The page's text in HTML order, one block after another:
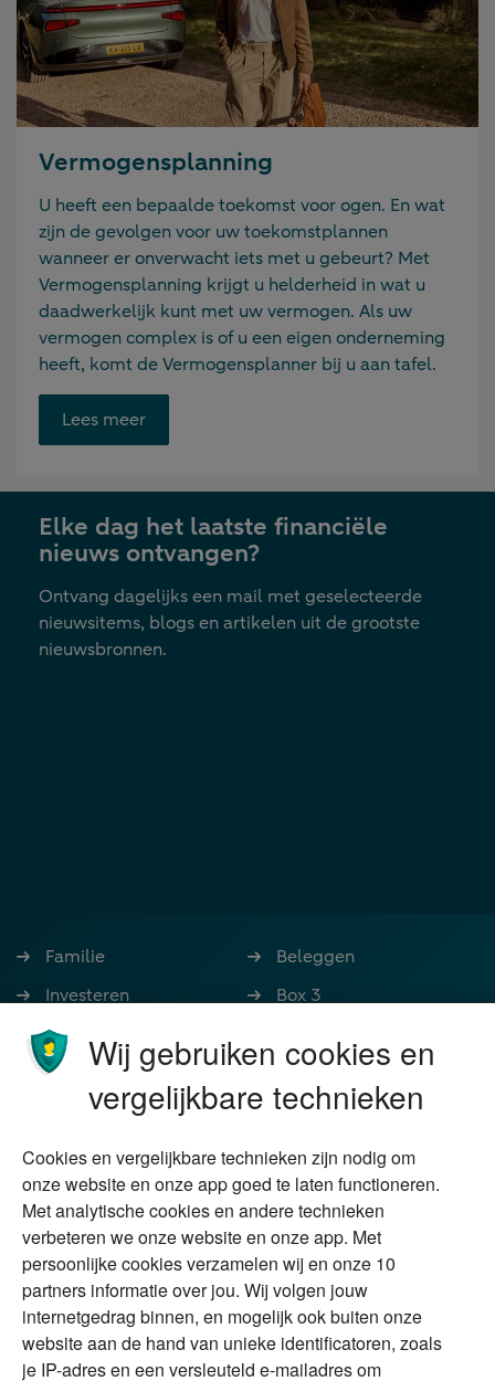
Vermogensplanning
U heeft een bepaalde toekomst voor ogen. En wat
zijn de gevolgen voor uw toekomstplannen
wanneer er onverwacht iets met u gebeurt? Met
Vermogensplanning krijgt u helderheid in wat u
daadwerkelijk kunt met uw vermogen. Als uw
vermogen complex is of u een eigen onderneming
heeft, komt de Vermogensplanner bij u aan tafel.
Lees meerOpent
link
nieuwe
tab
Elke dag het laatste financiële
nieuws ontvangen?
Ontvang dagelijks een mail met geselecteerde
nieuwsitems, blogs en artikelen uit de grootste
nieuwsbronnen.
Familie
Investeren
Ondernemen
Stoppen met werken
Wonen
Beleggen
Box 3
Nalatenschap
Schenken
Duurzaam
Vermogensplanning
Tweede huis in
buitenland
DGA
Erfenis
Over Financial Focus
Specialisten
Financial Focus
magazine
The Exit Years
Contact
Wij gebruiken cookies en
vergelijkbare technieken
Cookies en vergelijkbare technieken zijn nodig om
onze website en onze app goed te laten functioneren.
Met analytische cookies en andere technieken
verbeteren we onze website en onze app. Met
persoonlijke cookies verzamelen wij en onze 10
partners informatie over jou. Wij volgen jouw
internetgedrag binnen, en mogelijk ook buiten onze
website aan de hand van unieke identificatoren, zoals
je IP-adres en een versleuteld e-mailadres om